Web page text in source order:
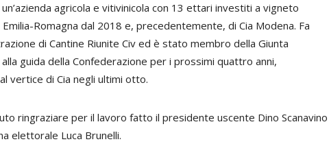
agricola e vitivinicola con 13 ettari investiti a vigneto
Romagna dal 2018 e, precedentemente, di Cia Modena. Fa
di Cantine Riunite Civ ed è stato membro della Giunta
guida della Confederazione per i prossimi quattro anni,
vertice di Cia negli ultimi otto.
ringraziare per il lavoro fatto il presidente uscente Dino Scanavino
elettorale Luca Brunelli.